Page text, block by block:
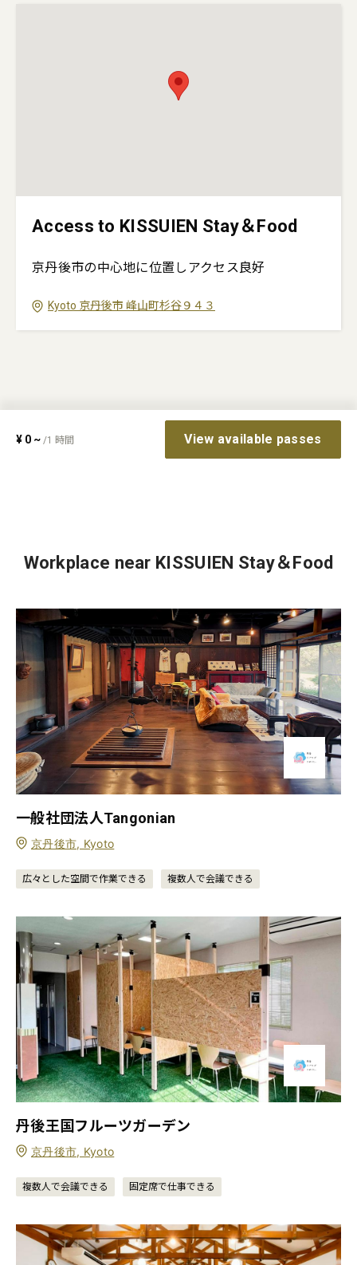
Access to KISSUIEN Stay＆Food
京丹後市の中心地に位置しアクセス良好
Kyoto 京丹後市 峰山町杉谷９４３
¥ 0 ~ /1 時間 View available passes
Workplace near KISSUIEN Stay＆Food
一般社団法人Tangonian
京丹後市, Kyoto
広々とした空間で作業できる 複数人で会議できる
丹後王国フルーツガーデン
京丹後市, Kyoto
複数人で会議できる 固定席で仕事できる